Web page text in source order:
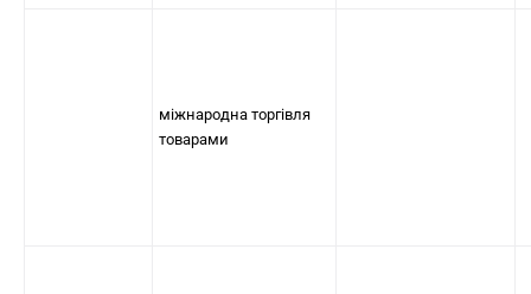
міжнародна торгівля
товарами